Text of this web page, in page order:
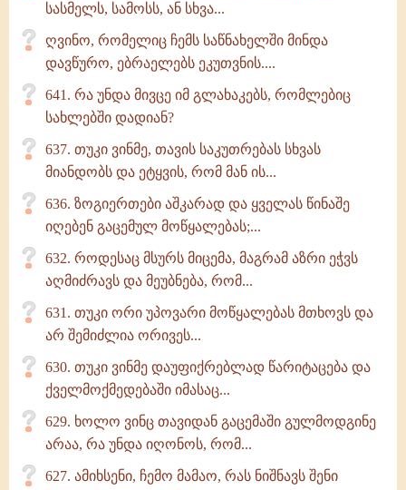
სასმელს, სამოსს, ან სხვა...
ღვინო, რომელიც ჩემს საწნახელში მინდა
დავწურო, ებრაელებს ეკუთვნის....
641. რა უნდა მივცე იმ გლახაკებს, რომლებიც
სახლებში დადიან?
637. თუკი ვინმე, თავის საკუთრებას სხვას
მიანდობს და ეტყვის, რომ მან ის...
636. ზოგიერთები აშკარად და ყველას წინაშე
იღებენ გაცემულ მოწყალებას;...
632. როდესაც მსურს მიცემა, მაგრამ აზრი ეჭვს
აღმიძრავს და მეუბნება, რომ...
631. თუკი ორი უპოვარი მოწყალებას მთხოვს და
არ შემიძლია ორივეს...
630. თუკი ვინმე დაუფიქრებლად წარიტაცება და
ქველმოქმედებაში იმასაც...
629. ხოლო ვინც თავიდან გაცემაში გულმოდგინე
არაა, რა უნდა იღონოს, რომ...
627. ამიხსენი, ჩემო მამაო, რას ნიშნავს შენი